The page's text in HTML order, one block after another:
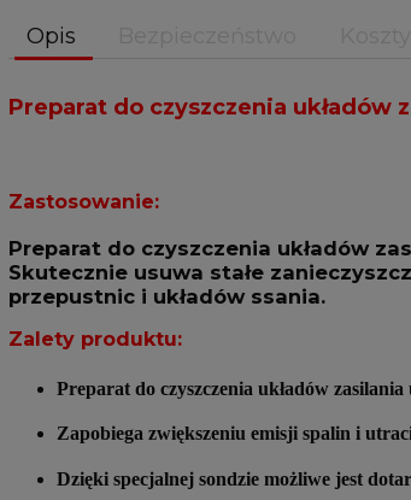
Opis
Preparat do czyszczenia układów
Zastosowanie:
Preparat do czyszczenia układów
Skutecznie usuwa stałe
przepustnic i układów ssania.
Zalety produktu:
Preparat do czyszczenia układów
Zapobiega zwiększeniu emisji spalin i
Dzięki specjalnej sondzie możliwe jest